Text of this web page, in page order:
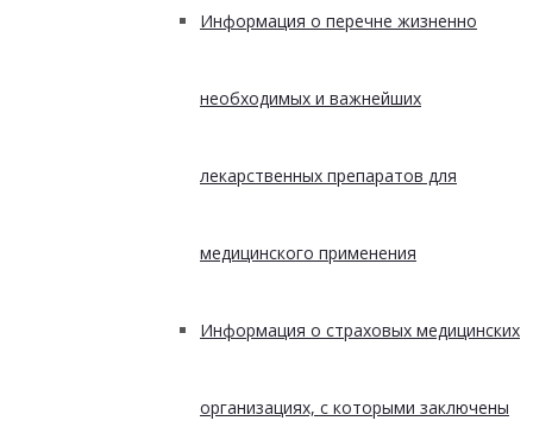
Информация о перечне жизненно
необходимых и важнейших
лекарственных препаратов для
медицинского применения
Информация о страховых медицинских
организациях, с которыми заключены